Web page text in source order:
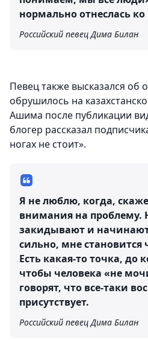
нормально отнеслась ко
Российский певец Дима Билан
Певец также высказался об
обрушилось на
Ашима после публикации
блогер рассказал
ногах не стоит».
Я не люблю, когда,
внимания на проблему.
закидывают и
сильно, мне становится
Есть какая-то точка, до
чтобы человека «не
говорят, что все-таки
присутствует.
Российский певец Дима Билан